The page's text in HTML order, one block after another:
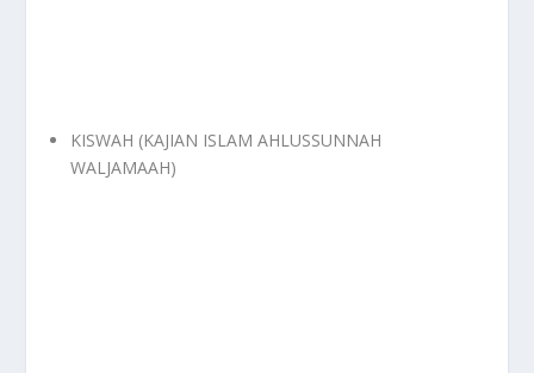
KISWAH (KAJIAN ISLAM AHLUSSUNNAH
WALJAMAAH)